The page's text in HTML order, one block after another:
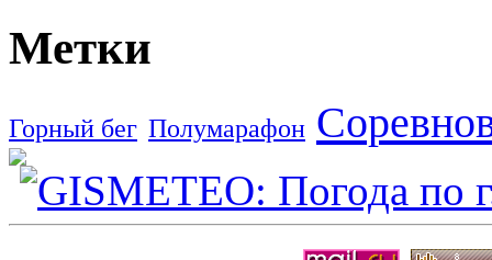
Метки
Горный бег Полумарафон